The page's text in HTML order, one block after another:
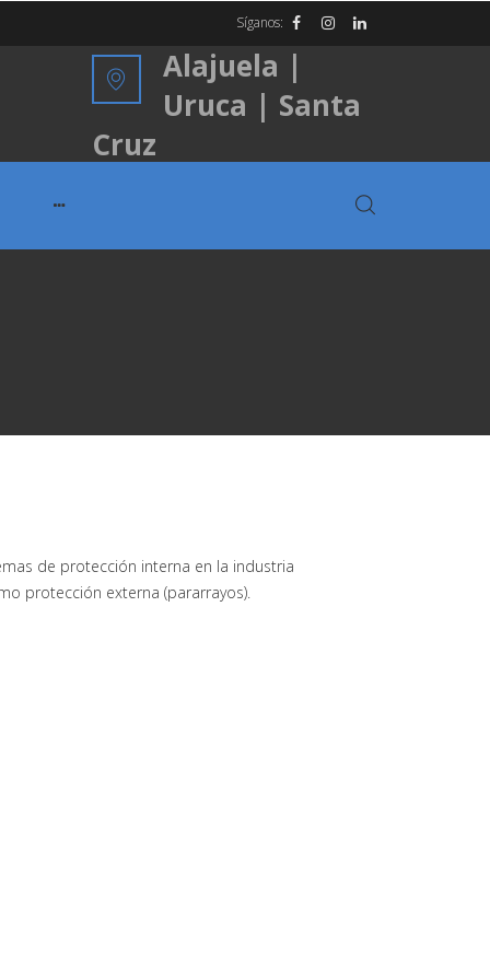
Síganos:
Alajuela |
Uruca | Santa
Cruz
de protección interna en la industria
protección externa (pararrayos).